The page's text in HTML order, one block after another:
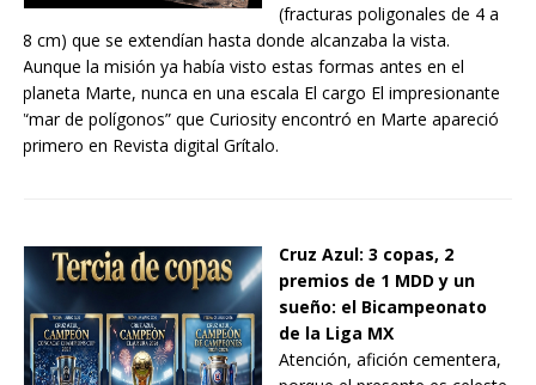
(fracturas poligonales de 4 a
8 cm) que se extendían hasta donde alcanzaba la vista.
Aunque la misión ya había visto estas formas antes en el
planeta Marte, nunca en una escala El cargo El impresionante
“mar de polígonos” que Curiosity encontró en Marte apareció
primero en Revista digital Grítalo.
Cruz Azul: 3 copas, 2
premios de 1 MDD y un
sueño: el Bicampeonato
de la Liga MX
Atención, afición cementera,